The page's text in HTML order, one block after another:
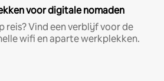
voor digitale nomaden
reis? Vind een verblijf voor de
wifi en aparte werkplekken.